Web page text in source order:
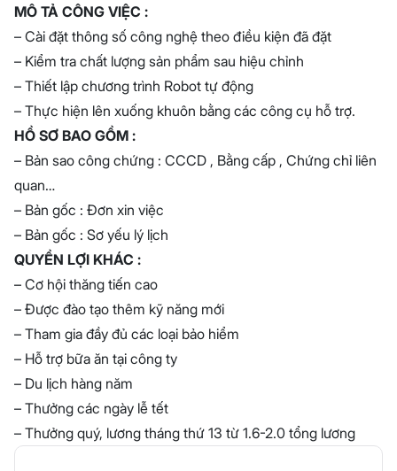
MÔ TẢ CÔNG VIỆC :
– Cài đặt thông số công nghệ theo điều kiện đã đặt
– Kiểm tra chất lượng sản phẩm sau hiệu chỉnh
– Thiết lập chương trình Robot tự động
– Thực hiện lên xuống khuôn bằng các công cụ hỗ trợ.
HỒ SƠ BAO GỒM :
– Bản sao công chứng : CCCD , Bằng cấp , Chứng chỉ liên
quan…
– Bản gốc : Đơn xin việc
– Bản gốc : Sơ yếu lý lịch
QUYỀN LỢI KHÁC :
– Cơ hội thăng tiến cao
– Được đào tạo thêm kỹ năng mới
– Tham gia đầy đủ các loại bảo hiểm
– Hỗ trợ bữa ăn tại công ty
– Du lịch hàng năm
– Thưởng các ngày lễ tết
– Thưởng quý, lương tháng thứ 13 từ 1.6-2.0 tổng lương